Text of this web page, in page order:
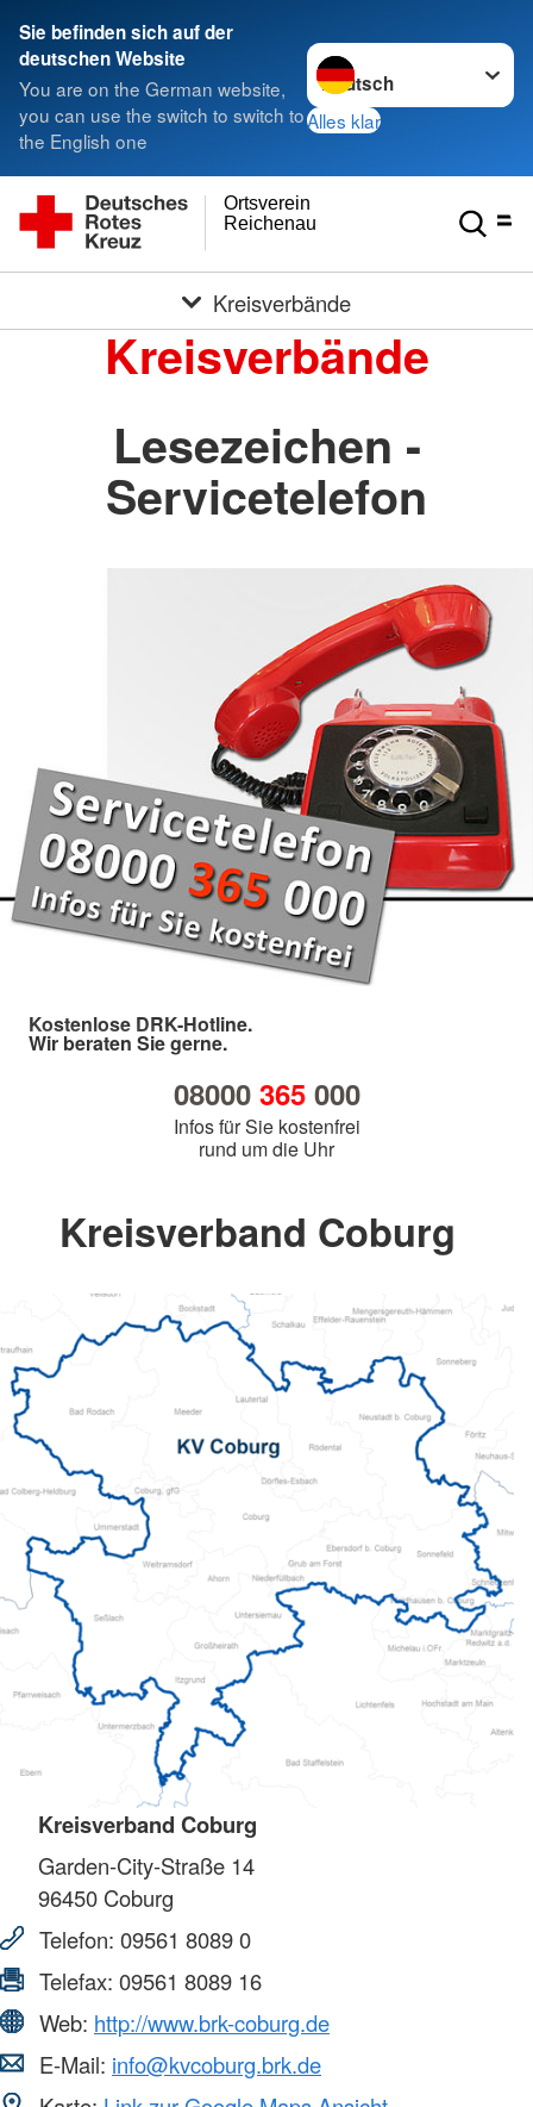
Sie befinden sich auf der
deutschen Website
You are on the German website,
you can use the switch to switch to
the English one
Sprache wechseln zu
Alles klar
Reichenau
Ortsverein
Kreisverbände
Kreisverbände
Lesezeichen -
Servicetelefon
Kostenlose DRK-Hotline.
Wir beraten Sie gerne.
08000 365000
Infos für Sie kostenfrei
rund um die Uhr
Kreisverband Coburg
Kreisverband Coburg
Garden-City-Straße 14
96450 Coburg
Telefon: 09561 8089 0
Telefax: 09561 8089 16
Web: http://www.brk-coburg.de
E-Mail: info@kvcoburg.brk.de